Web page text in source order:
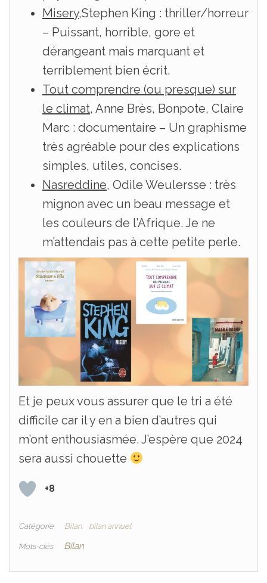
Misery,Stephen King : thriller/horreur
– Puissant, horrible, gore et
dérangeant mais marquant et
terriblement bien écrit.
Tout comprendre (ou presque) sur
le climat, Anne Brès, Bonpote, Claire
Marc : documentaire – Un graphisme
très agréable pour des explications
simples, utiles, concises.
Nasreddine, Odile Weulersse : très
mignon avec un beau message et
les couleurs de l’Afrique. Je ne
m’attendais pas à cette petite perle.
Et je peux vous assurer que le tri a été
difficile car il y en a bien d’autres qui
m’ont enthousiasmée. J’espère que 2024
sera aussi chouette
+8
Catégorie Bilan bilan annuel
Mots-clés Bilan